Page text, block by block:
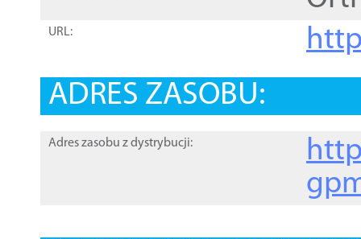
URL:
ADRES ZASOBU:
Adres zasobu z dystrybucji: